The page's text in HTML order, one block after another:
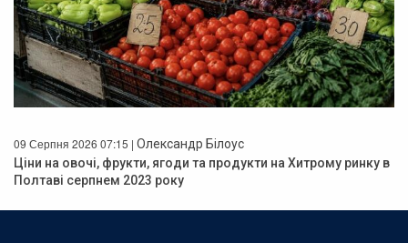
09 Серпня 2026 07:15 | Олександр Білоус
Ціни на овочі, фрукти, ягоди та продукти на Хитрому ринку в
Полтаві серпнем 2023 року